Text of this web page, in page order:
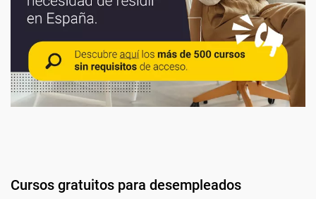
Cursos gratuitos para desempleados